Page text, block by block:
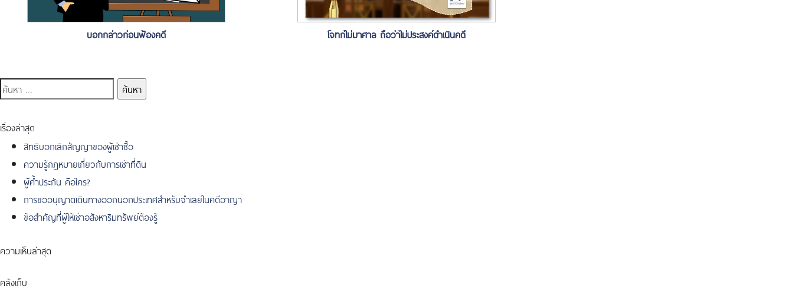
บอกกล่าวก่อนฟ้องคดี โจทก์ไม่มาศาล ถือว่าไม่ประสงค์ดำเนินคดี
ค้นหา
สำหรับ:
เรื่องล่าสุด
สิทธิบอกเลิกสัญญาของผู้เช่าซื้อ
ความรู้กฎหมายเกี่ยวกับการเช่าที่ดิน
ผู้ค้ำประกัน คือใคร?
การขออนุญาตเดินทางออกนอกประเทศสำหรับจำเลยในคดีอาญา
ข้อสำคัญที่ผู้ให้เช่าอสังหาริมทรัพย์ต้องรู้
ความเห็นล่าสุด
คลังเก็บ